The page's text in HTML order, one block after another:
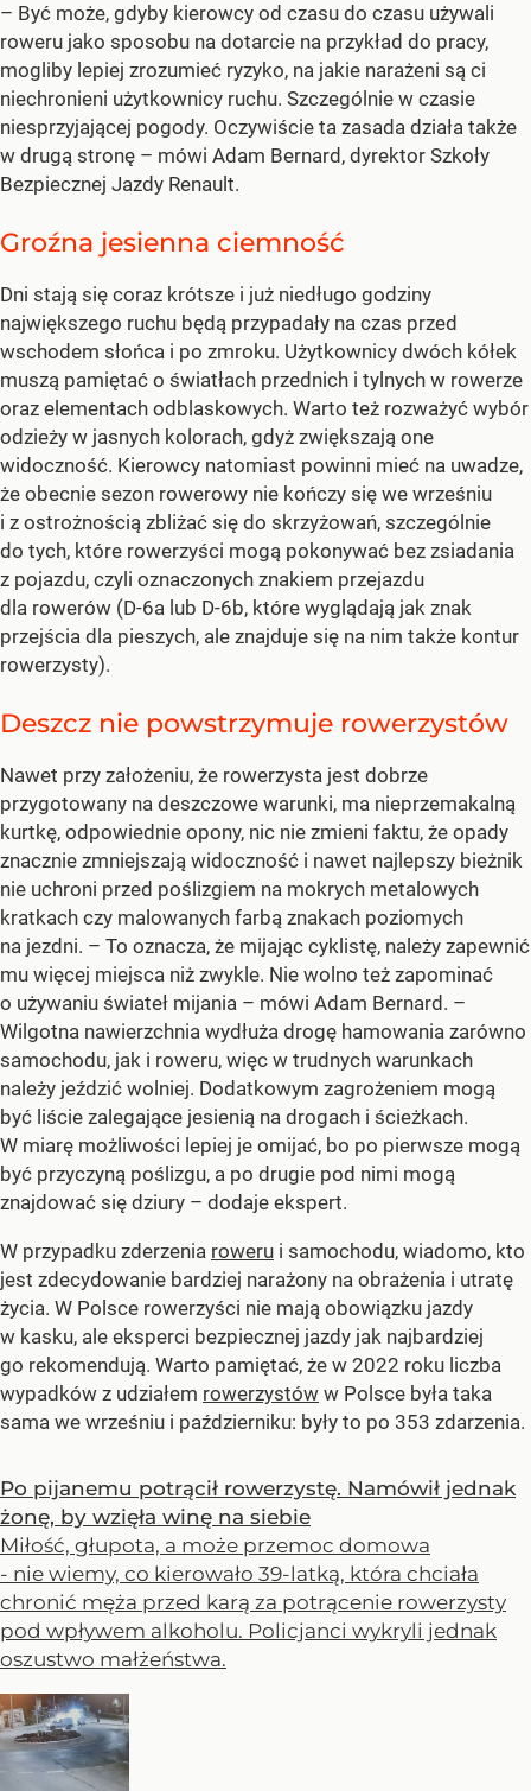
– Być może, gdyby kierowcy od czasu do czasu używali
roweru jako sposobu na dotarcie na przykład do pracy,
mogliby lepiej zrozumieć ryzyko, na jakie narażeni są ci
niechronieni użytkownicy ruchu. Szczególnie w czasie
niesprzyjającej pogody. Oczywiście ta zasada działa także
w drugą stronę – mówi Adam Bernard, dyrektor Szkoły
Bezpiecznej Jazdy Renault.
Groźna jesienna ciemność
Dni stają się coraz krótsze i już niedługo godziny
największego ruchu będą przypadały na czas przed
wschodem słońca i po zmroku. Użytkownicy dwóch kółek
muszą pamiętać o światłach przednich i tylnych w rowerze
oraz elementach odblaskowych. Warto też rozważyć wybór
odzieży w jasnych kolorach, gdyż zwiększają one
widoczność. Kierowcy natomiast powinni mieć na uwadze,
że obecnie sezon rowerowy nie kończy się we wrześniu
i z ostrożnością zbliżać się do skrzyżowań, szczególnie
do tych, które rowerzyści mogą pokonywać bez zsiadania
z pojazdu, czyli oznaczonych znakiem przejazdu
dla rowerów (D-6a lub D-6b, które wyglądają jak znak
przejścia dla pieszych, ale znajduje się na nim także kontur
rowerzysty).
Deszcz nie powstrzymuje rowerzystów
Nawet przy założeniu, że rowerzysta jest dobrze
przygotowany na deszczowe warunki, ma nieprzemakalną
kurtkę, odpowiednie opony, nic nie zmieni faktu, że opady
znacznie zmniejszają widoczność i nawet najlepszy bieżnik
nie uchroni przed poślizgiem na mokrych metalowych
kratkach czy malowanych farbą znakach poziomych
na jezdni. – To oznacza, że mijając cyklistę, należy zapewnić
mu więcej miejsca niż zwykle. Nie wolno też zapominać
o używaniu świateł mijania – mówi Adam Bernard. –
Wilgotna nawierzchnia wydłuża drogę hamowania zarówno
samochodu, jak i roweru, więc w trudnych warunkach
należy jeździć wolniej. Dodatkowym zagrożeniem mogą
być liście zalegające jesienią na drogach i ścieżkach.
W miarę możliwości lepiej je omijać, bo po pierwsze mogą
być przyczyną poślizgu, a po drugie pod nimi mogą
znajdować się dziury – dodaje ekspert.
W przypadku zderzenia roweru i samochodu, wiadomo, kto
jest zdecydowanie bardziej narażony na obrażenia i utratę
życia. W Polsce rowerzyści nie mają obowiązku jazdy
w kasku, ale eksperci bezpiecznej jazdy jak najbardziej
go rekomendują. Warto pamiętać, że w 2022 roku liczba
wypadków z udziałem rowerzystów w Polsce była taka
sama we wrześniu i październiku: były to po 353 zdarzenia.
Po pijanemu potrącił rowerzystę. Namówił jednak
żonę, by wzięła winę na siebie
Miłość, głupota, a może przemoc domowa
- nie wiemy, co kierowało 39-latką, która chciała
chronić męża przed karą za potrącenie rowerzysty
pod wpływem alkoholu. Policjanci wykryli jednak
oszustwo małżeństwa.